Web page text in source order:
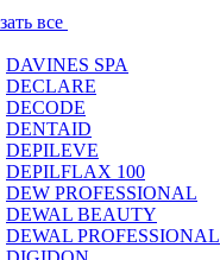
все
DAVINES SPA
DECLARE
DECODE
DENTAID
DEPILEVE
DEPILFLAX 100
DEW PROFESSIONAL
DEWAL BEAUTY
DEWAL PROFESSIONAL